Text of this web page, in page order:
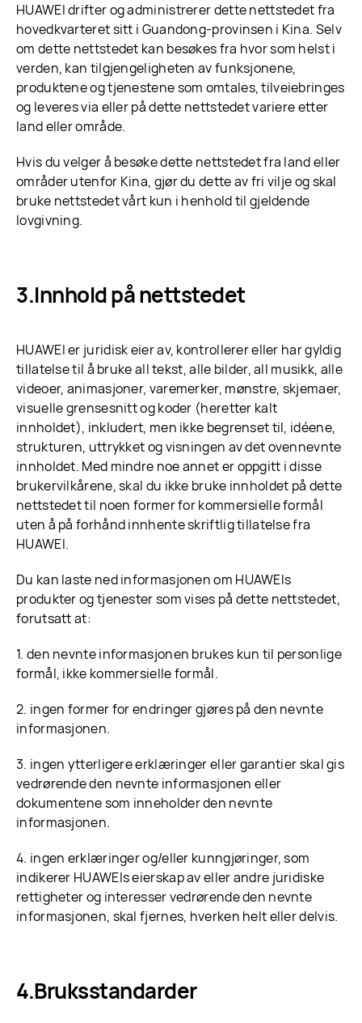
HUAWEI drifter og administrerer dette nettstedet fra
hovedkvarteret sitt i Guandong-provinsen i Kina. Selv
om dette nettstedet kan besøkes fra hvor som helst i
verden, kan tilgjengeligheten av funksjonene,
produktene og tjenestene som omtales, tilveiebringes
og leveres via eller på dette nettstedet variere etter
land eller område.
Hvis du velger å besøke dette nettstedet fra land eller
områder utenfor Kina, gjør du dette av fri vilje og skal
bruke nettstedet vårt kun i henhold til gjeldende
lovgivning.
Innhold på nettstedet
HUAWEI er juridisk eier av, kontrollerer eller har gyldig
tillatelse til å bruke all tekst, alle bilder, all musikk, alle
videoer, animasjoner, varemerker, mønstre, skjemaer,
visuelle grensesnitt og koder (heretter kalt
innholdet), inkludert, men ikke begrenset til, idéene,
strukturen, uttrykket og visningen av det ovennevnte
innholdet. Med mindre noe annet er oppgitt i disse
brukervilkårene, skal du ikke bruke innholdet på dette
nettstedet til noen former for kommersielle formål
uten å på forhånd innhente skriftlig tillatelse fra
HUAWEI.
Du kan laste ned informasjonen om HUAWEIs
produkter og tjenester som vises på dette nettstedet,
forutsatt at:
1. den nevnte informasjonen brukes kun til personlige
formål, ikke kommersielle formål.
2. ingen former for endringer gjøres på den nevnte
informasjonen.
3. ingen ytterligere erklæringer eller garantier skal gis
vedrørende den nevnte informasjonen eller
dokumentene som inneholder den nevnte
informasjonen.
4. ingen erklæringer og/eller kunngjøringer, som
indikerer HUAWEIs eierskap av eller andre juridiske
rettigheter og interesser vedrørende den nevnte
informasjonen, skal fjernes, hverken helt eller delvis.
Bruksstandarder